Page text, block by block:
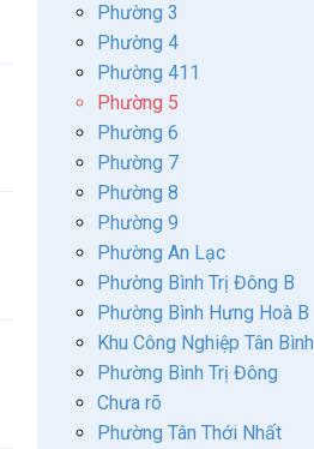
Phường 3
Phường 4
Phường 411
Phường 5
Phường 6
Phường 7
Phường 8
Phường 9
Phường An Lạc
Phường Bình Trị Đông B
Phường Bình Hưng Hoà B
Khu Công Nghiệp Tân Bình
Phường Bình Trị Đông
Chưa rõ
Phường Tân Thới Nhất